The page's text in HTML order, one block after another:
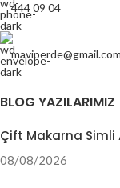
444 09 04
maviperde@gmail.com
BLOG YAZILARIMIZ
Çift Makarna Simli
08/08/2026